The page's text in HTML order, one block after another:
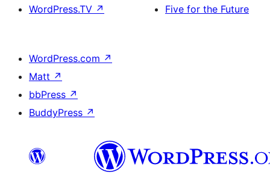
WordPress.TV ↗
Five for the Future
WordPress.com ↗
Matt ↗
bbPress ↗
BuddyPress ↗